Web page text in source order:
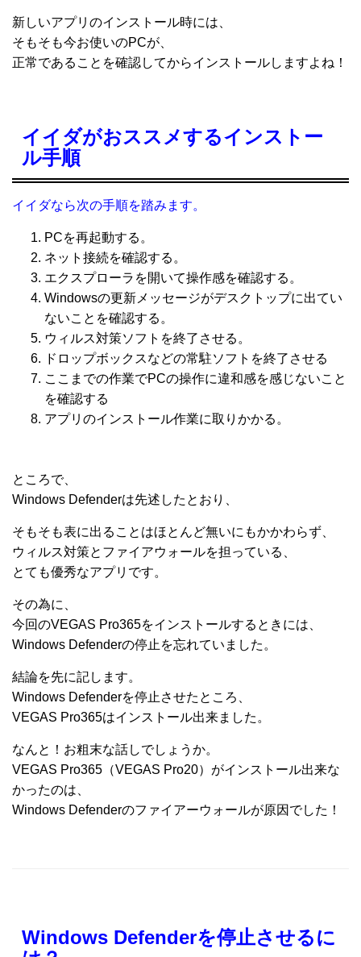
新しいアプリのインストール時には、
そもそも今お使いのPCが、
正常であることを確認してからインストールしますよね！
イイダがおススメするインストー
ル手順
イイダなら次の手順を踏みます。
PCを再起動する。
ネット接続を確認する。
エクスプローラを開いて操作感を確認する。
Windowsの更新メッセージがデスクトップに出てい
ないことを確認する。
ウィルス対策ソフトを終了させる。
ドロップボックスなどの常駐ソフトを終了させる
ここまでの作業でPCの操作に違和感を感じないこと
を確認する
アプリのインストール作業に取りかかる。
ところで、
Windows Defenderは先述したとおり、
そもそも表に出ることはほとんど無いにもかかわらず、
ウィルス対策とファイアウォールを担っている、
とても優秀なアプリです。
その為に、
今回のVEGAS Pro365をインストールするときには、
Windows Defenderの停止を忘れていました。
結論を先に記します。
Windows Defenderを停止させたところ、
VEGAS Pro365はインストール出来ました。
なんと！お粗末な話しでしょうか。
VEGAS Pro365（VEGAS Pro20）がインストール出来な
かったのは、
Windows Defenderのファイアーウォールが原因でした！
Windows Defenderを停止させるに